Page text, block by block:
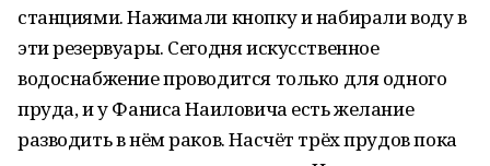
станциями. Нажимали кнопку и набирали воду в
эти резервуары. Сегодня искусственное
водоснабжение проводится только для одного
пруда, и у Фаниса Наиловича есть желание
разводить в нём раков. Насчёт трёх прудов пока